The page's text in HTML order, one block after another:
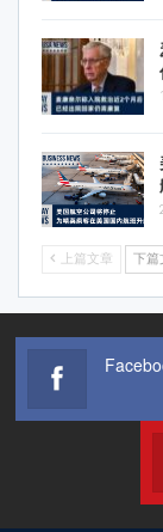
上篇文章 下篇